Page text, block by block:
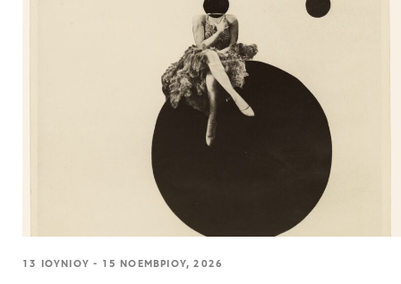
13 ΙΟΥΝΙΟΥ - 15 ΝΟΕΜΒΡΙΟΥ, 2026